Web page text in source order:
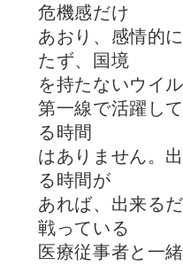
危機感だけ
あおり、感情的
たず、国境
を持たないウイ
第一線で活躍し
る時間
はありません。
る時間が
あれば、出来る
戦っている
医療従事者と一